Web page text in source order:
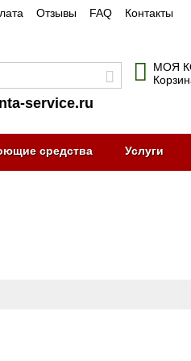
Отзывы FAQ Контакты
service.ru
МОЯ
средства Услуги